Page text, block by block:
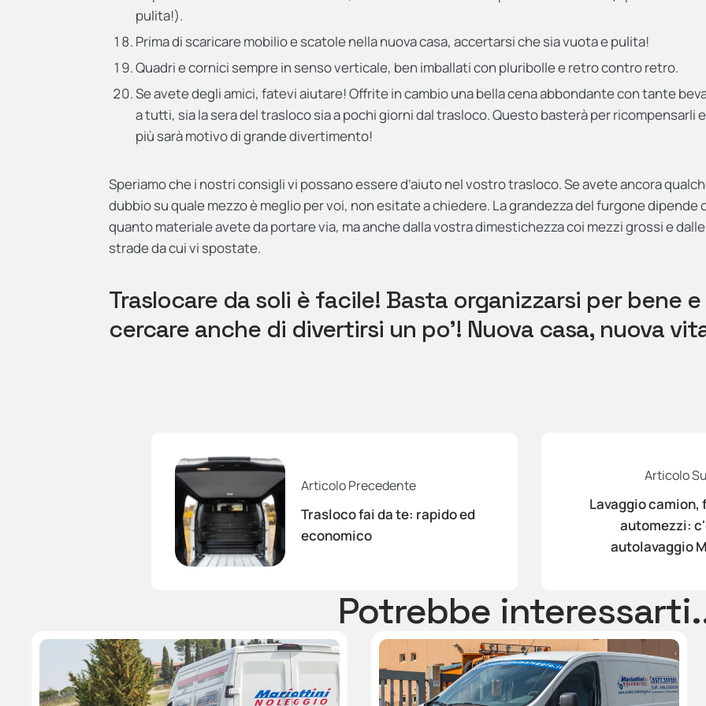
pulita!).
Prima di scaricare mobilio e scatole nella nuova casa, accertarsi che sia vuota e pulita!
Quadri e cornici sempre in senso verticale, ben imballati con pluribolle e retro contro retro.
Se avete degli amici, fatevi aiutare! Offrite in cambio una bella cena abbondante con tante
a tutti, sia la sera del trasloco sia a pochi giorni dal trasloco. Questo basterà per ricompensarli
più sarà motivo di grande divertimento!
Speriamo che i nostri consigli vi possano essere d’aiuto nel vostro trasloco. Se avete ancora
dubbio su quale mezzo è meglio per voi, non esitate a chiedere. La grandezza del furgone dipende
quanto materiale avete da portare via, ma anche dalla vostra dimestichezza coi mezzi grossi e dalle
strade da cui vi spostate.
Traslocare da soli è facile! Basta organizzarsi per bene e
cercare anche di divertirsi un po’! Nuova casa, nuova
Articolo Precedente
Trasloco fai da te: rapido ed
economico
Articolo
Lavaggio camion,
automezzi:
autolavaggio
Potrebbe